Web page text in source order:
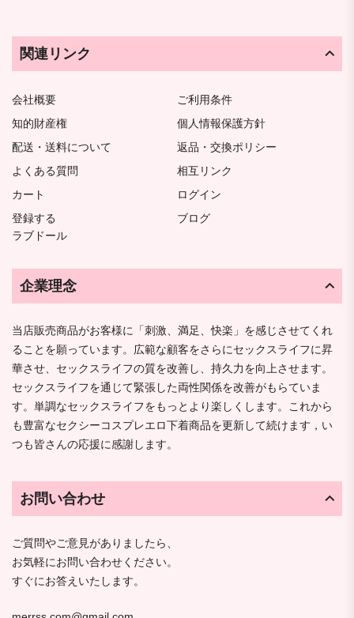
関連リンク
会社概要
ご利用条件
知的財産権
個人情報保護方針
配送・送料について
返品・交換ポリシー
よくある質問
相互リンク
カート
ログイン
登録する
ブログ
ラブドール
企業理念
当店販売商品がお客様に「刺激、満足、快楽」を感じさせてくれ
ることを願っています。広範な顧客をさらにセックスライフに昇
華させ、セックスライフの質を改善し、持久力を向上させます。
セックスライフを通じて緊張した両性関係を改善がもらていま
す。単調なセックスライフをもっとより楽しくします。これから
も豊富なセクシーコスプレエロ下着商品を更新して続けます，い
つも皆さんの応援に感謝します。
お問い合わせ
ご質問やご意見がありましたら、
お気軽にお問い合わせください。
すぐにお答えいたします。